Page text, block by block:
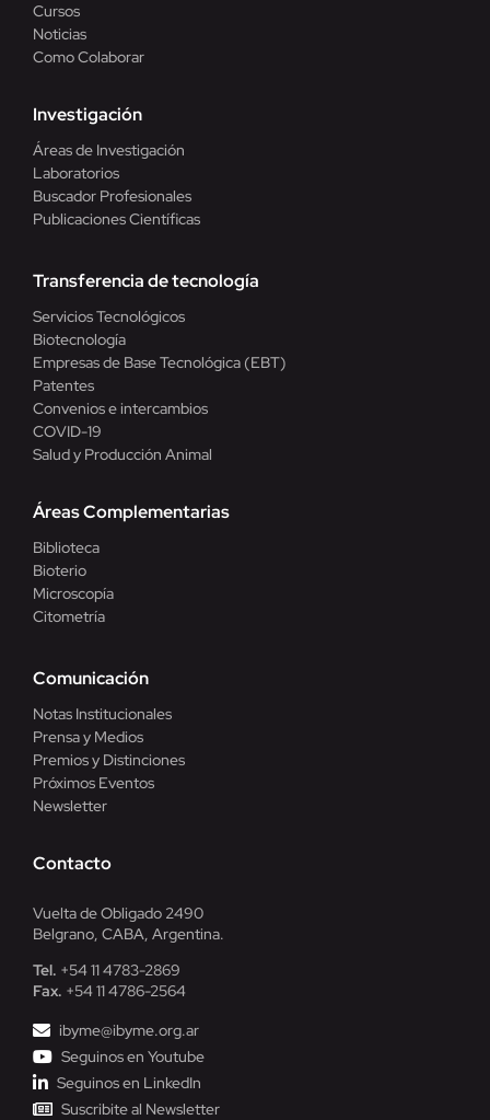
Cursos
Noticias
Como Colaborar
Investigación
Áreas de Investigación
Laboratorios
Buscador Profesionales
Publicaciones Científicas
Transferencia de tecnología
Servicios Tecnológicos
Biotecnología
Empresas de Base Tecnológica (EBT)
Patentes
Convenios e intercambios
COVID-19
Salud y Producción Animal
Áreas Complementarias
Biblioteca
Bioterio
Microscopía
Citometría
Comunicación
Notas Institucionales
Prensa y Medios
Premios y Distinciones
Próximos Eventos
Newsletter
Contacto
Vuelta de Obligado 2490
Belgrano, CABA, Argentina.
Tel. +54 11 4783-2869
Fax. +54 11 4786-2564
ibyme@ibyme.org.ar
Seguinos en Youtube
Seguinos en LinkedIn
Suscribite al Newsletter